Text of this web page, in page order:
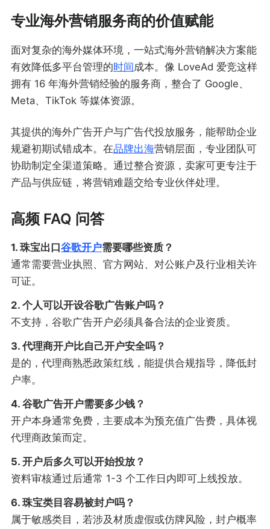
专业海外营销服务商的价值赋能
面对复杂的海外媒体环境，一站式海外营销解决方案能
有效降低多平台管理的时间成本。像 LoveAd 爱竞这样
拥有 16 年海外营销经验的服务商，整合了 Google、
Meta、TikTok 等媒体资源。
其提供的海外广告开户与广告代投放服务，能帮助企业
规避初期试错成本。在品牌出海营销层面，专业团队可
协助制定全渠道策略。通过整合资源，卖家可更专注于
产品与供应链，将营销难题交给专业伙伴处理。
高频 FAQ 问答
1. 珠宝出口谷歌开户需要哪些资质？
通常需要营业执照、官方网站、对公账户及行业相关许
可证。
2. 个人可以开设谷歌广告账户吗？
不支持，谷歌广告开户必须具备合法的企业资质。
3. 代理商开户比自己开户安全吗？
是的，代理商熟悉政策红线，能提供合规指导，降低封
户率。
4. 谷歌广告开户需要多少钱？
开户本身通常免费，主要成本为预充值广告费，具体视
代理商政策而定。
5. 开户后多久可以开始投放？
资料审核通过后通常 1-3 个工作日内即可上线投放。
6. 珠宝类目容易被封户吗？
属于敏感类目，若涉及材质虚假或仿牌风险，封户概率